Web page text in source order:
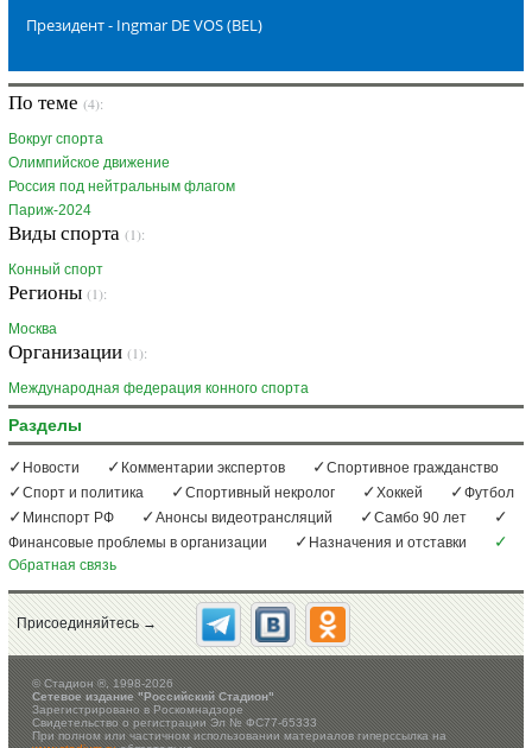
Президент - Ingmar DE VOS (BEL)
По теме (4):
Вокруг спорта
Олимпийское движение
Россия под нейтральным флагом
Париж-2024
Виды спорта (1):
Конный спорт
Регионы (1):
Москва
Организации (1):
Международная федерация конного спорта
Разделы
Новости Комментарии экспертов
Спортивное гражданство
Спорт и политика
Спортивный некролог Хоккей
Футбол
Минспорт РФ
Анонсы видеотрансляций
Самбо 90 лет
Финансовые проблемы в организации
Назначения и отставки
Обратная связь
Присоединяйтесь →
©Стадион ®, 1998-2026
Сетевое издание "Российский Стадион"
Зарегистрировано в Роскомнадзоре
Свидетельство о регистрации Эл № ФС77-65333
При полном или частичном использовании материалов гиперссылка на